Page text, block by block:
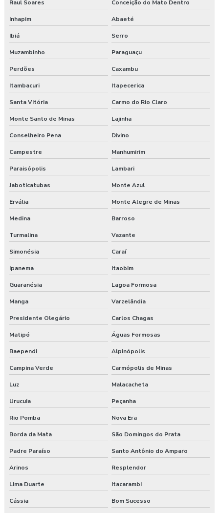
Treinamento de integração nr 31
Treinamento nr 31
Treinamento nr 5
Treinamento online nr 10 Segurança Eletricidade
Treinamento online nr 12 Máquinas e Equipamentos
Treinamento online nr 33 Espaço Confinado
Treinamento online nr 35 Segurança Trabalho em Altura
Treinamento saúde e segurança do trabalho
Treinamento segurança do trabalho
Treinamento de segurança do trabalho na construção civil
Valor para elaboração de pgr
Raul Soares Conceição do Mato Dentro
Inhapim Abaeté
Ibiá Serro
Muzambinho Paraguaçu
Perdões Caxambu
Itambacuri Itapecerica
Santa Vitória Carmo do Rio Claro
Monte Santo de Minas Lajinha
Conselheiro Pena Divino
Campestre Manhumirim
Paraisópolis Lambari
Jaboticatubas Monte Azul
Ervália Monte Alegre de Minas
Medina Barroso
Turmalina Vazante
Simonésia Caraí
Ipanema Itaobim
Guaranésia Lagoa Formosa
Manga Varzelândia
Presidente Olegário Carlos Chagas
Matipó Águas Formosas
Baependi Alpinópolis
Campina Verde Carmópolis de Minas
Luz Malacacheta
Urucuia Peçanha
Rio Pomba Nova Era
Borda da Mata São Domingos do Prata
Padre Paraíso Santo Antônio do Amparo
Arinos Resplendor
Lima Duarte Itacarambi
Cássia Bom Sucesso